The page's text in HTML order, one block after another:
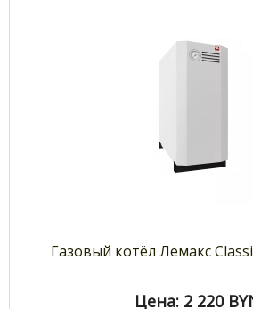
Газовый котёл Лемакс
Цена: 2 220